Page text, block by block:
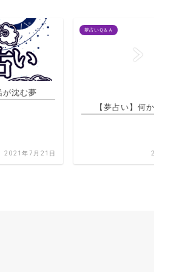
夢占いＱ＆Ａ
【夢占い】何かを握る夢